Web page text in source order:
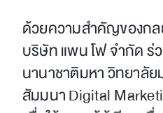
ด้วยความสำคัญของกล
บริษัท แพน โฟ จำกัด ร่
นานาชาติมหา วิทยาลั
สัมมนา Digital